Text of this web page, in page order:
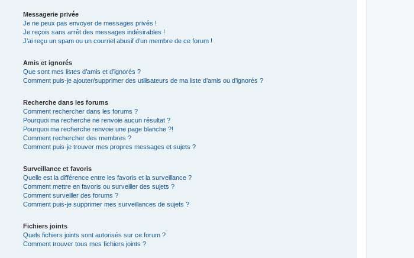
Messagerie privée
Je ne peux pas envoyer de messages privés !
Je reçois sans arrêt des messages indésirables !
J’ai reçu un spam ou un courriel abusif d’un membre de ce forum !
Amis et ignorés
Que sont mes listes d’amis et d’ignorés ?
Comment puis-je ajouter/supprimer des utilisateurs de ma liste d’amis ou d’ignorés ?
Recherche dans les forums
Comment rechercher dans les forums ?
Pourquoi ma recherche ne renvoie aucun résultat ?
Pourquoi ma recherche renvoie une page blanche ?!
Comment rechercher des membres ?
Comment puis-je trouver mes propres messages et sujets ?
Surveillance et favoris
Quelle est la différence entre les favoris et la surveillance ?
Comment mettre en favoris ou surveiller des sujets ?
Comment surveiller des forums ?
Comment puis-je supprimer mes surveillances de sujets ?
Fichiers joints
Quels fichiers joints sont autorisés sur ce forum ?
Comment trouver tous mes fichiers joints ?